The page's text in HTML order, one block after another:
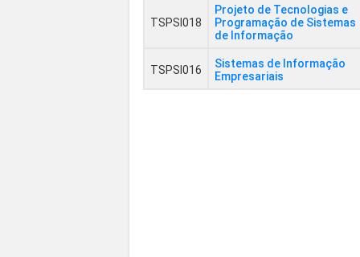
TSPSI018
Projeto de Tecnologias e
Programação de Sistemas
de Informação
TSPSI016
Sistemas de Informação
Empresariais